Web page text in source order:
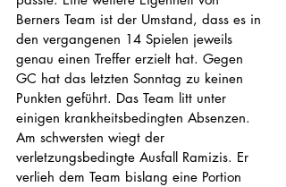
Berners Team ist der Umstand, dass es in
den vergangenen 14 Spielen jeweils
genau einen Treffer erzielt hat. Gegen
GC hat das letzten Sonntag zu keinen
Punkten geführt. Das Team litt unter
einigen krankheitsbedingten Absenzen.
Am schwersten wiegt der
verletzungsbedingte Ausfall Ramizis. Er
verlieh dem Team bislang eine Portion